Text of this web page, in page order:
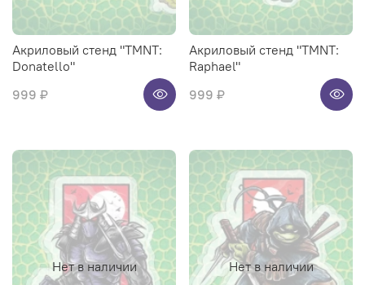
Акриловый стенд "TMNT:
Donatello"
999 ₽
Акриловый стенд "TMNT:
Raphael"
999 ₽
Нет в наличии Нет в наличии